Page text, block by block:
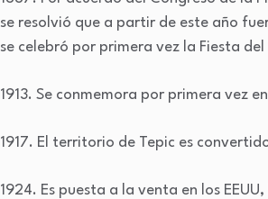
se resolvió que a partir de este año
se celebró por primera vez la Fiesta
1913. Se conmemora por primera vez
1917. El territorio de Tepic es
1924. Es puesta a la venta en los